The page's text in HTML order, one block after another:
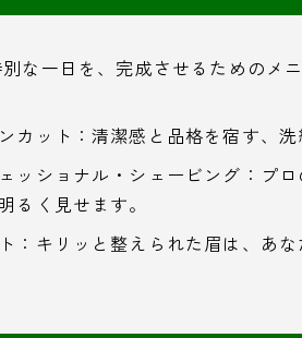
な一日を、完成させるためのメ
カット：清潔感と品格を宿す、
ッショナル・シェービング：プ
るく見せます。
：キリッと整えられた眉は、あ